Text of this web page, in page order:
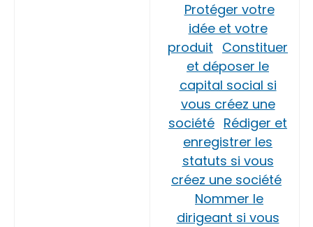
Protéger votre
idée et votre
produit Constituer
et déposer le
capital social si
vous créez une
société Rédiger et
enregistrer les
statuts si vous
créez une société
Nommer le
dirigeant si vous